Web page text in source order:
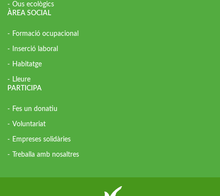
Ous ecològics
ÀREA SOCIAL
Formació ocupacional
Inserció laboral
Habitatge
Lleure
PARTICIPA
Fes un donatiu
Voluntariat
Empreses solidàries
Treballa amb nosaltres